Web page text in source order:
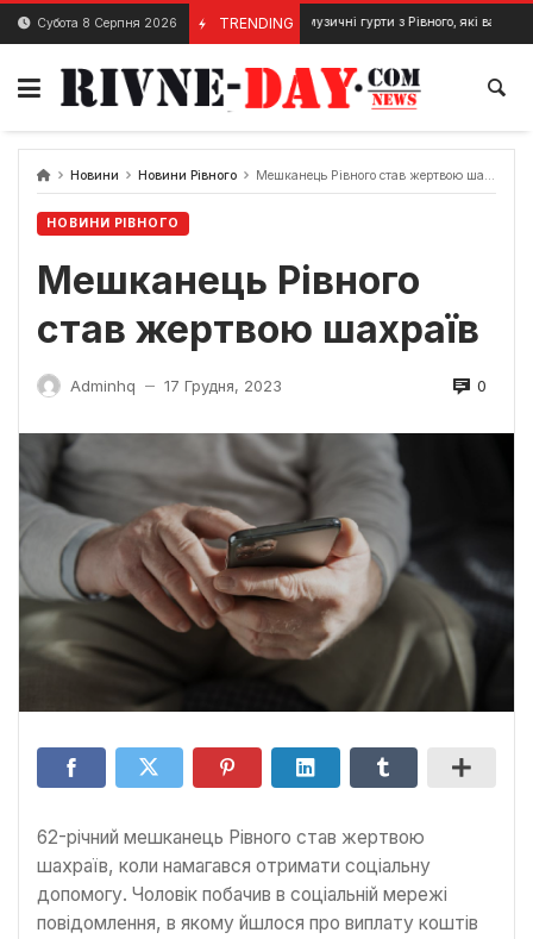
Skip
content
Субота 8 Серпня 2026 TRENDING
25 Березня, 2025 Кращі музичні гурти з Рівного, які варто послухати
Новини Новини Рівного Мешканець Рівного став жертвою шахраїв
НОВИНИ РІВНОГО
Мешканець Рівного
став жертвою шахраїв
Adminhq — 17 Грудня, 2023 0
62-річний мешканець Рівного став жертвою
шахраїв, коли намагався отримати соціальну
допомогу. Чоловік побачив в соціальній мережі
повідомлення, в якому йшлося про виплату коштів